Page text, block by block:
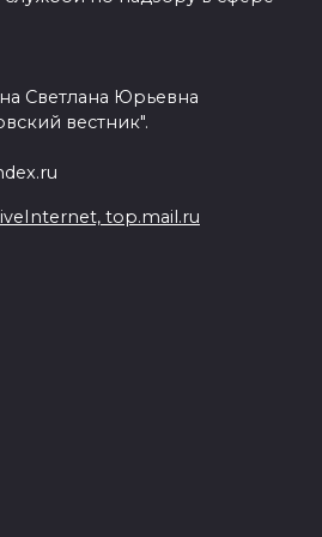
Светлана Юрьевна
вестник".
top.mail.ru